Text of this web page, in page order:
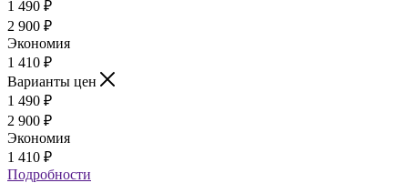
1 490 ₽
2 900 ₽
Экономия
1 410 ₽
Варианты цен
1 490 ₽
2 900 ₽
Экономия
1 410 ₽
Подробности